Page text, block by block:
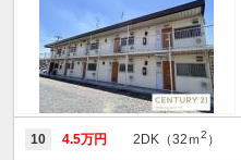
10 4.5万円 2DK（32ｍ2 ）